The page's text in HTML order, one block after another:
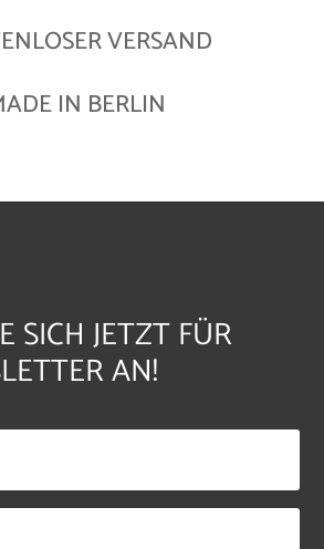
VERSAND
IN BERLIN
SICH JETZT FÜR
AN!